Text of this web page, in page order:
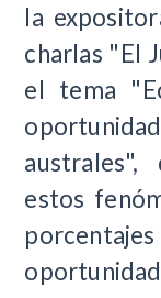
la
charlas "El
el tema
estos